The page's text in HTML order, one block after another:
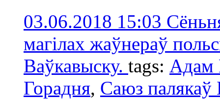
03.06.2018 15:03
магілах жаўнераў
Ваўкавыску. tags: Адам
Горадня, Саюз палякаў